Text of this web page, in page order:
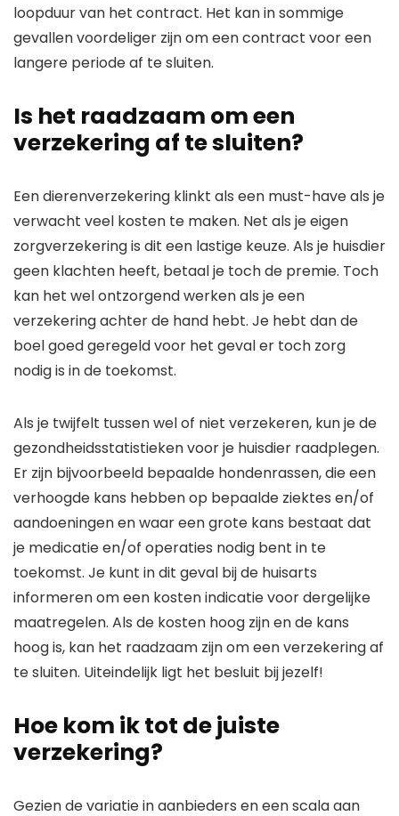
loopduur van het contract. Het kan in sommige
gevallen voordeliger zijn om een contract voor een
langere periode af te sluiten.
Is het raadzaam om een
verzekering af te sluiten?
Een dierenverzekering klinkt als een must-have als je
verwacht veel kosten te maken. Net als je eigen
zorgverzekering is dit een lastige keuze. Als je huisdier
geen klachten heeft, betaal je toch de premie. Toch
kan het wel ontzorgend werken als je een
verzekering achter de hand hebt. Je hebt dan de
boel goed geregeld voor het geval er toch zorg
nodig is in de toekomst.
Als je twijfelt tussen wel of niet verzekeren, kun je de
gezondheidsstatistieken voor je huisdier raadplegen.
Er zijn bijvoorbeeld bepaalde hondenrassen, die een
verhoogde kans hebben op bepaalde ziektes en/of
aandoeningen en waar een grote kans bestaat dat
je medicatie en/of operaties nodig bent in te
toekomst. Je kunt in dit geval bij de huisarts
informeren om een kosten indicatie voor dergelijke
maatregelen. Als de kosten hoog zijn en de kans
hoog is, kan het raadzaam zijn om een verzekering af
te sluiten. Uiteindelijk ligt het besluit bij jezelf!
Hoe kom ik tot de juiste
verzekering?
Gezien de variatie in aanbieders en een scala aan